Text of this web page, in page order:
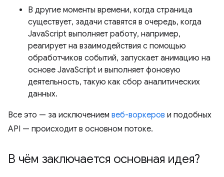
В другие моменты времени, когда страница
существует, задачи ставятся в очередь, когда
JavaScript выполняет работу, например,
реагирует на взаимодействия с помощью
обработчиков событий, запускает анимацию на
основе JavaScript и выполняет фоновую
деятельность, такую ​​как сбор аналитических
данных.
Все это — за исключением веб-воркеров и подобных
API — происходит в основном потоке.
В чём заключается основная идея?